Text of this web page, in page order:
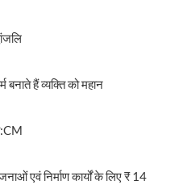
बनाते हैं व्यक्ति को महान
एवं निर्माण कार्यों के लिए ₹ 14